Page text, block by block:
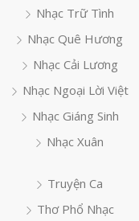
Nhạc Trữ Tình
Nhạc Quê Hương
Nhạc Cải Lương
Nhạc Ngoại Lời Việt
Nhạc Giáng Sinh
Nhạc Xuân
Truyện Ca
Thơ Phổ Nhạc